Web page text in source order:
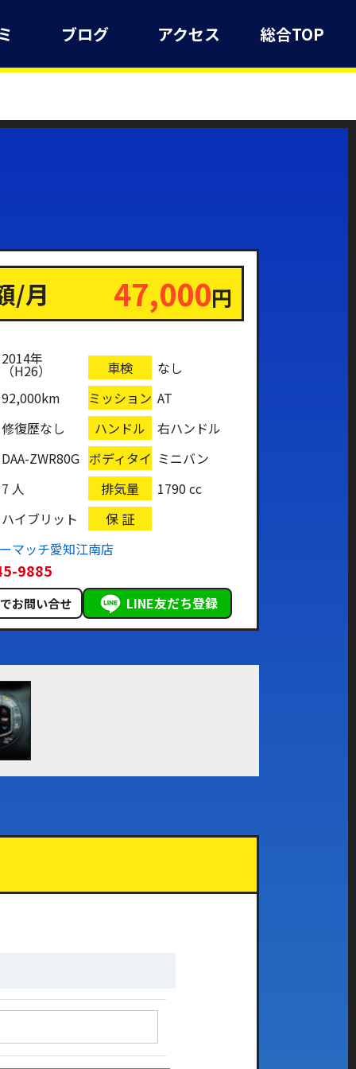
ブログ アクセス 総合TOP
/月 47,000円
2014年
（H26） 車検
なし
92,000km
ミッション AT
修復歴なし
ハンドル
右ハンドル
DAA-ZWR80G ボディタイ
プ
ミニバン
7 人
排気量
1790 cc
ハイブリット
保 証
マッチ愛知江南店
9885
お問い合せ LINE友だち登録